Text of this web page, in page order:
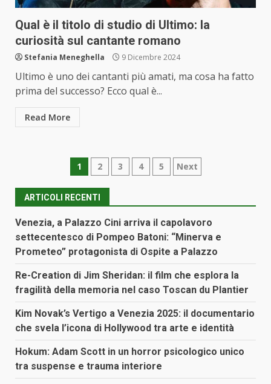
Qual è il titolo di studio di Ultimo: la
curiosità sul cantante romano
Stefania Meneghella 9 Dicembre 2024
Ultimo è uno dei cantanti più amati, ma cosa ha fatto
prima del successo? Ecco qual è...
Read More
Paginazione
degli
articoli
1 2 3 4 5 Next
ARTICOLI RECENTI
Venezia, a Palazzo Cini arriva il capolavoro
settecentesco di Pompeo Batoni: “Minerva e
Prometeo” protagonista di Ospite a Palazzo
Re-Creation di Jim Sheridan: il film che esplora la
fragilità della memoria nel caso Toscan du Plantier
Kim Novak’s Vertigo a Venezia 2025: il documentario
che svela l’icona di Hollywood tra arte e identità
Hokum: Adam Scott in un horror psicologico unico
tra suspense e trauma interiore